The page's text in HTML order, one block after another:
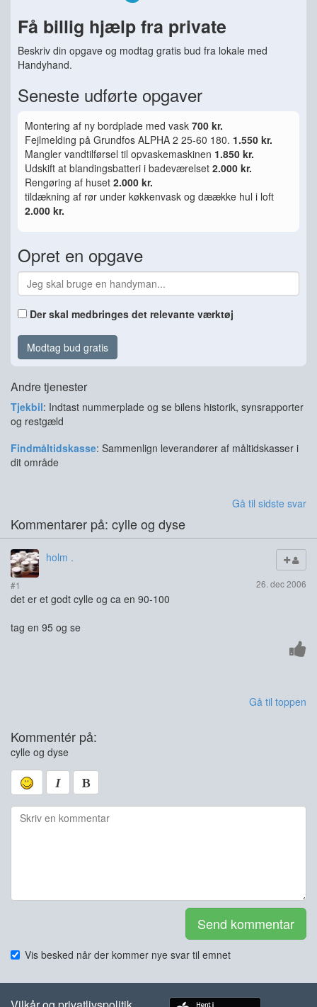
Få billig hjælp fra private
Beskriv din opgave og modtag gratis bud fra lokale med
Handyhand.
Seneste udførte opgaver
Montering af ny bordplade med vask 700 kr.
Fejlmelding på Grundfos ALPHA 2 25-60 180. 1.550 kr.
Mangler vandtilførsel til opvaskemaskinen 1.850 kr.
Udskift at blandingsbatteri i badeværelset 2.000 kr.
Rengøring af huset 2.000 kr.
tildækning af rør under køkkenvask og dæække hul i loft
2.000 kr.
Opret en opgave
Der skal medbringes det relevante værktøj
Modtag bud gratis
Andre tjenester
Tjekbil: Indtast nummerplade og se bilens historik, synsrapporter
og restgæld
Findmåltidskasse: Sammenlign leverandører af måltidskasser i
dit område
Gå til sidste svar
Kommentarer på: cylle og dyse
holm .
#1 26. dec 2006
det er et godt cylle og ca en 90-100
tag en 95 og se
Gå til toppen
Kommentér på:
cylle og dyse
Send kommentar
Vis besked når der kommer nye svar til emnet